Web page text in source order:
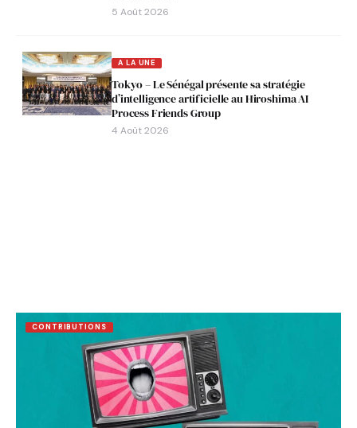
5 Août 2026
A LA UNE
Tokyo – Le Sénégal présente sa stratégie
d’intelligence artificielle au Hiroshima AI
Process Friends Group
4 Août 2026
CONTRIBUTIONS